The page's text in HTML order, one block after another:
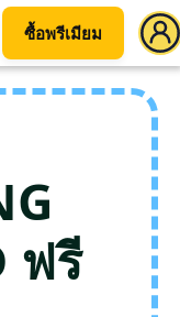
ซื้อพรีเมียม
ฟรี